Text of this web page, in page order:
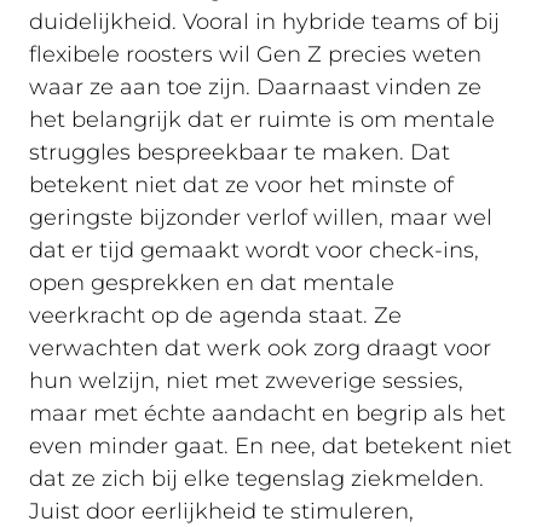
duidelijkheid. Vooral in hybride teams of bij
flexibele roosters wil Gen Z precies weten
waar ze aan toe zijn. Daarnaast vinden ze
het belangrijk dat er ruimte is om mentale
struggles bespreekbaar te maken. Dat
betekent niet dat ze voor het minste of
geringste bijzonder verlof willen, maar wel
dat er tijd gemaakt wordt voor check-ins,
open gesprekken en dat mentale
veerkracht op de agenda staat. Ze
verwachten dat werk ook zorg draagt voor
hun welzijn, niet met zweverige sessies,
maar met échte aandacht en begrip als het
even minder gaat. En nee, dat betekent niet
dat ze zich bij elke tegenslag ziekmelden.
Juist door eerlijkheid te stimuleren,